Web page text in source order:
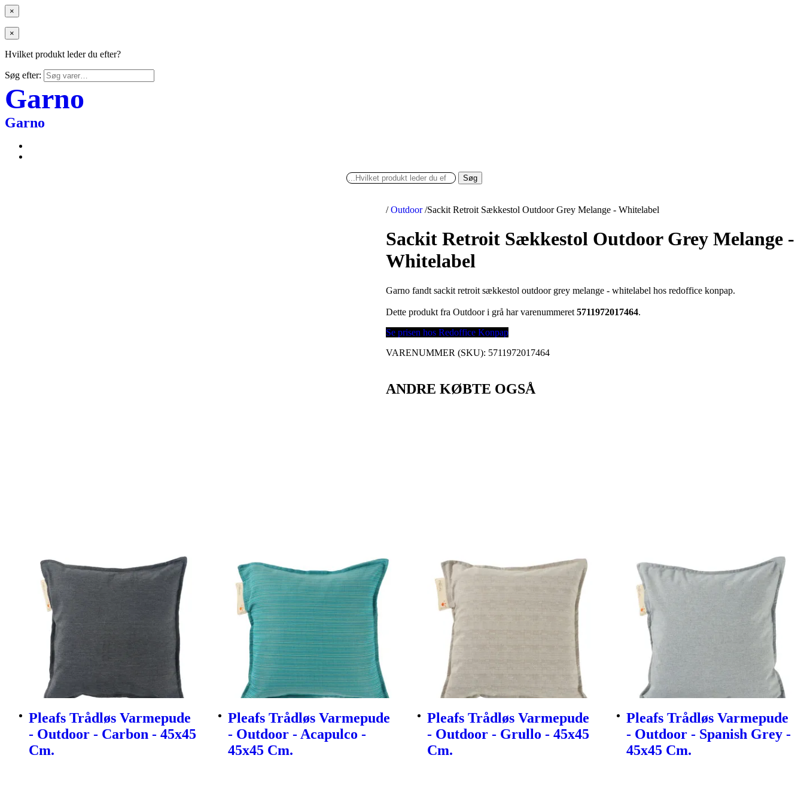
×
×
Hvilket produkt leder du efter?
Søg efter:
Garno
Garno
Søg
/ Outdoor /Sackit Retroit Sækkestol Outdoor Grey Melange - Whitelabel
Sackit Retroit Sækkestol Outdoor Grey Melange -
Whitelabel
Garno fandt sackit retroit sækkestol outdoor grey melange - whitelabel hos redoffice konpap.
Dette produkt fra Outdoor i grå har varenummeret5711972017464.
Se prisen hos Redoffice Konpap
VARENUMMER (SKU): 5711972017464
ANDRE KØBTE OGSÅ
Pleafs Trådløs Varmepude
- Outdoor - Carbon - 45x45
Cm.
Pleafs Trådløs Varmepude
- Outdoor - Acapulco -
45x45 Cm.
Pleafs Trådløs Varmepude
- Outdoor - Grullo - 45x45
Cm.
Pleafs Trådløs Varmepude
- Outdoor - Spanish Grey -
45x45 Cm.